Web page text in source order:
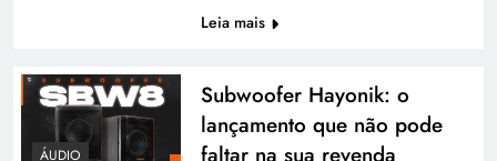
Leia mais
ÁUDIO
Subwoofer Hayonik: o
lançamento que não pode
faltar na sua revenda